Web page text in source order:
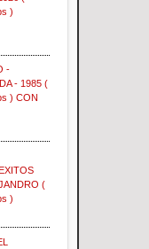
)
-
- 1985 (
) CON
(
)